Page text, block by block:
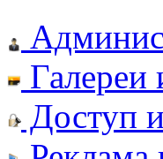
Галереи
Доступ